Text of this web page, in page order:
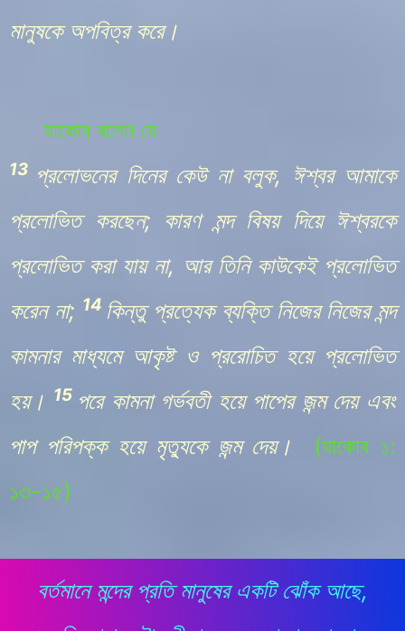
মানুষকে অপবিত্র করে।
যাকোব বলেন যে
13 প্রলোভনের দিনের কেউ না বলুক, ঈশ্বর আমাকে
প্রলোভিত করছেন; কারণ মন্দ বিষয় দিয়ে ঈশ্বরকে
প্রলোভিত করা যায় না, আর তিনি কাউকেই প্রলোভিত
করেন না; 14 কিন্তু প্রত্যেক ব্যক্তি নিজের নিজের মন্দ
কামনার মাধ্যমে আকৃষ্ট ও প্ররোচিত হয়ে প্রলোভিত
হয়। 15 পরে কামনা গর্ভবতী হয়ে পাপের জন্ম দেয় এবং
পাপ পরিপক্ক হয়ে মৃত্যুকে জন্ম দেয়।
(যাকোব ১:
১৩-১৫)
বর্তমানে মন্দের প্রতি মানুষের একটি ঝোঁক আছে,